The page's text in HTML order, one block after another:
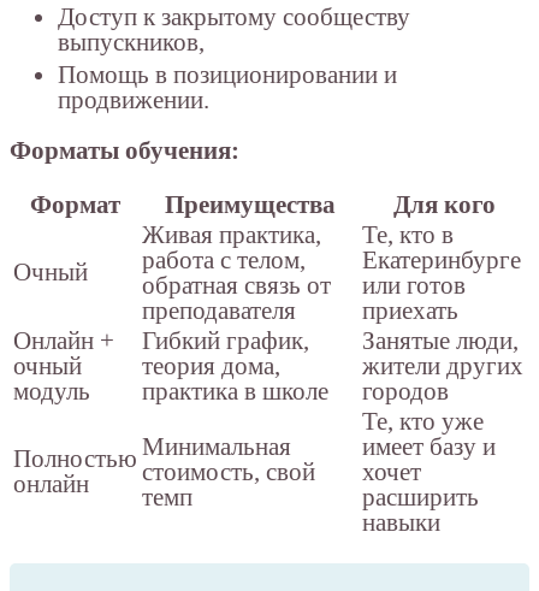
Доступ к закрытому сообществу
выпускников,
Помощь в позиционировании и
продвижении.
Форматы обучения:
Формат
Преимущества Для кого
Очный
Живая практика,
работа с телом,
обратная связь от
преподавателя
Те, кто в
Екатеринбурге
или готов
приехать
Онлайн +
очный
модуль
Гибкий график,
теория дома,
практика в школе
Занятые люди,
жители других
городов
Полностью
онлайн
Минимальная
стоимость, свой
темп
Те, кто уже
имеет базу и
хочет
расширить
навыки